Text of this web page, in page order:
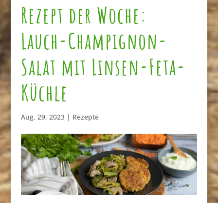
Rezept der Woche:
Lauch-Champignon-
Salat mit Linsen-Feta-
Küchle
Aug. 29, 2023| Rezepte